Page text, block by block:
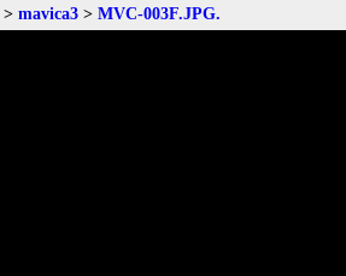
> mavica3 > MVC-003F.JPG.